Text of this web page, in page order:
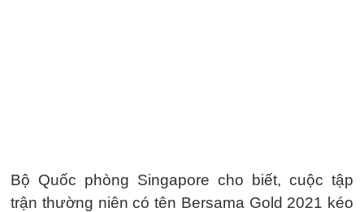
Bộ Quốc phòng Singapore cho biết, cuộc tập
trận thường niên có tên Bersama Gold 2021 kéo